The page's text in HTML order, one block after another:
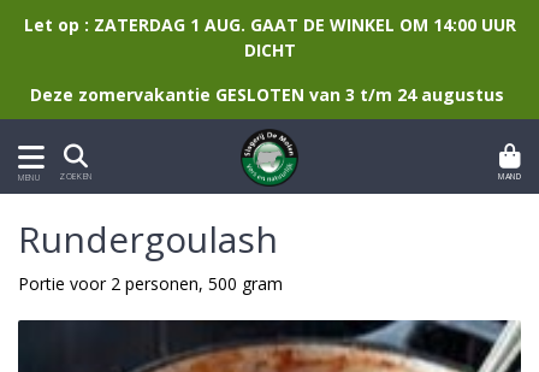
Let op : ZATERDAG 1 AUG. GAAT DE WINKEL OM 14:00 UUR
DICHT
Deze zomervakantie GESLOTEN van 3 t/m 24 augustus
MENU ZOEKEN MAND
Rundergoulash
Portie voor 2 personen, 500 gram